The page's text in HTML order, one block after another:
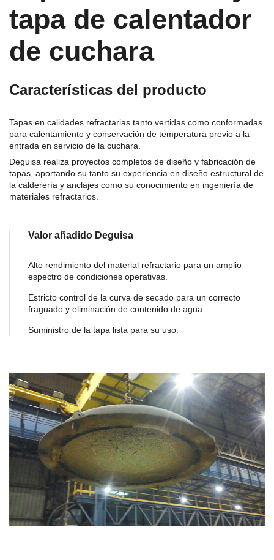
tapa de calentador
de cuchara
Características del producto
Tapas en calidades refractarias tanto vertidas como conformadas
para calentamiento y conservación de temperatura previo a la
entrada en servicio de la cuchara.
Deguisa realiza proyectos completos de diseño y fabricación de
tapas, aportando su tanto su experiencia en diseño estructural de
la calderería y anclajes como su conocimiento en ingeniería de
materiales refractarios.
Valor añadido Deguisa
Alto rendimiento del material refractario para un amplio
espectro de condiciones operativas.
Estricto control de la curva de secado para un correcto
fraguado y eliminación de contenido de agua.
Suministro de la tapa lista para su uso.